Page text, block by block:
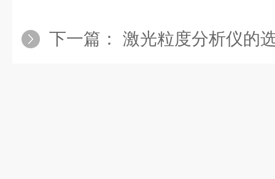
下一篇： 激光粒度分析仪的